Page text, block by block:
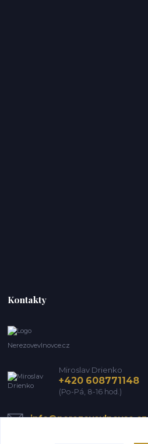
Kontakty
Nerezovevlnovce.cz
Miroslav Drienko
+420 608771148
(Po-Pá, 8-16 hod.)
info@nerezovevlnovce.cz